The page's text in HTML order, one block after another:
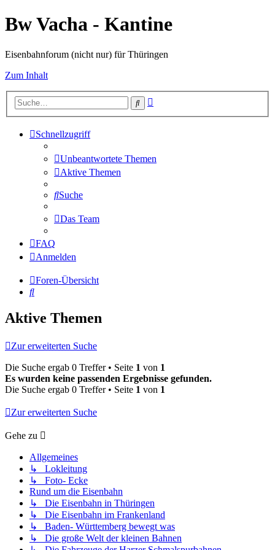
Bw Vacha - Kantine
Eisenbahnforum (nicht nur) für Thüringen
Zum Inhalt
Suche
Schnellzugriff
Unbeantwortete Themen
Aktive Themen
Suche
Das Team
FAQ
Anmelden
Foren-Übersicht
Suche
Aktive Themen
Zur erweiterten Suche
Die Suche ergab 0 Treffer • Seite 1 von 1
Es wurden keine passenden Ergebnisse gefunden.
Die Suche ergab 0 Treffer • Seite 1 von 1
Zur erweiterten Suche
Gehe zu
Allgemeines
↳ Lokleitung
↳ Foto- Ecke
Rund um die Eisenbahn
↳ Die Eisenbahn in Thüringen
↳ Die Eisenbahn im Frankenland
↳ Baden- Württemberg bewegt was
↳ Die große Welt der kleinen Bahnen